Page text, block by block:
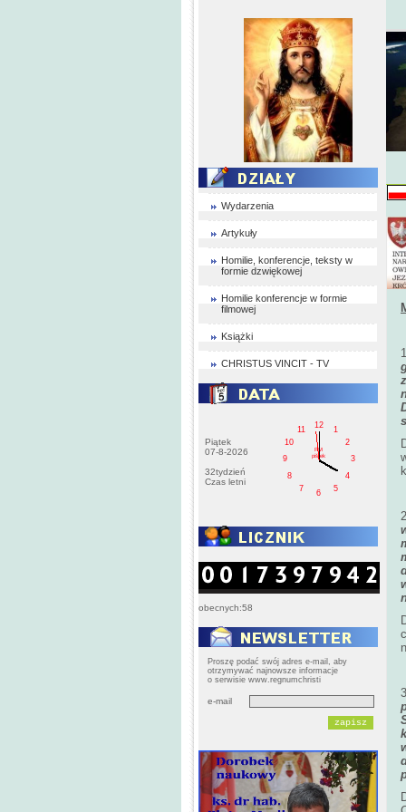
Wydarzenia
Artykuły
Homilie, konferencje, teksty w
formie dzwiękowej
Homilie konferencje w formie
filmowej
Książki
CHRISTUS VINCIT - TV
Piątek
07-8-2026
32tydzień
Czas letni
1
2
3
4
5
6
7
8
9
10
11
12
PM
pištek
obecnych:58
Proszę podać swój adres e-mail, aby
otrzymywać najnowsze informacje
o serwisie www.regnumchristi
e-mail